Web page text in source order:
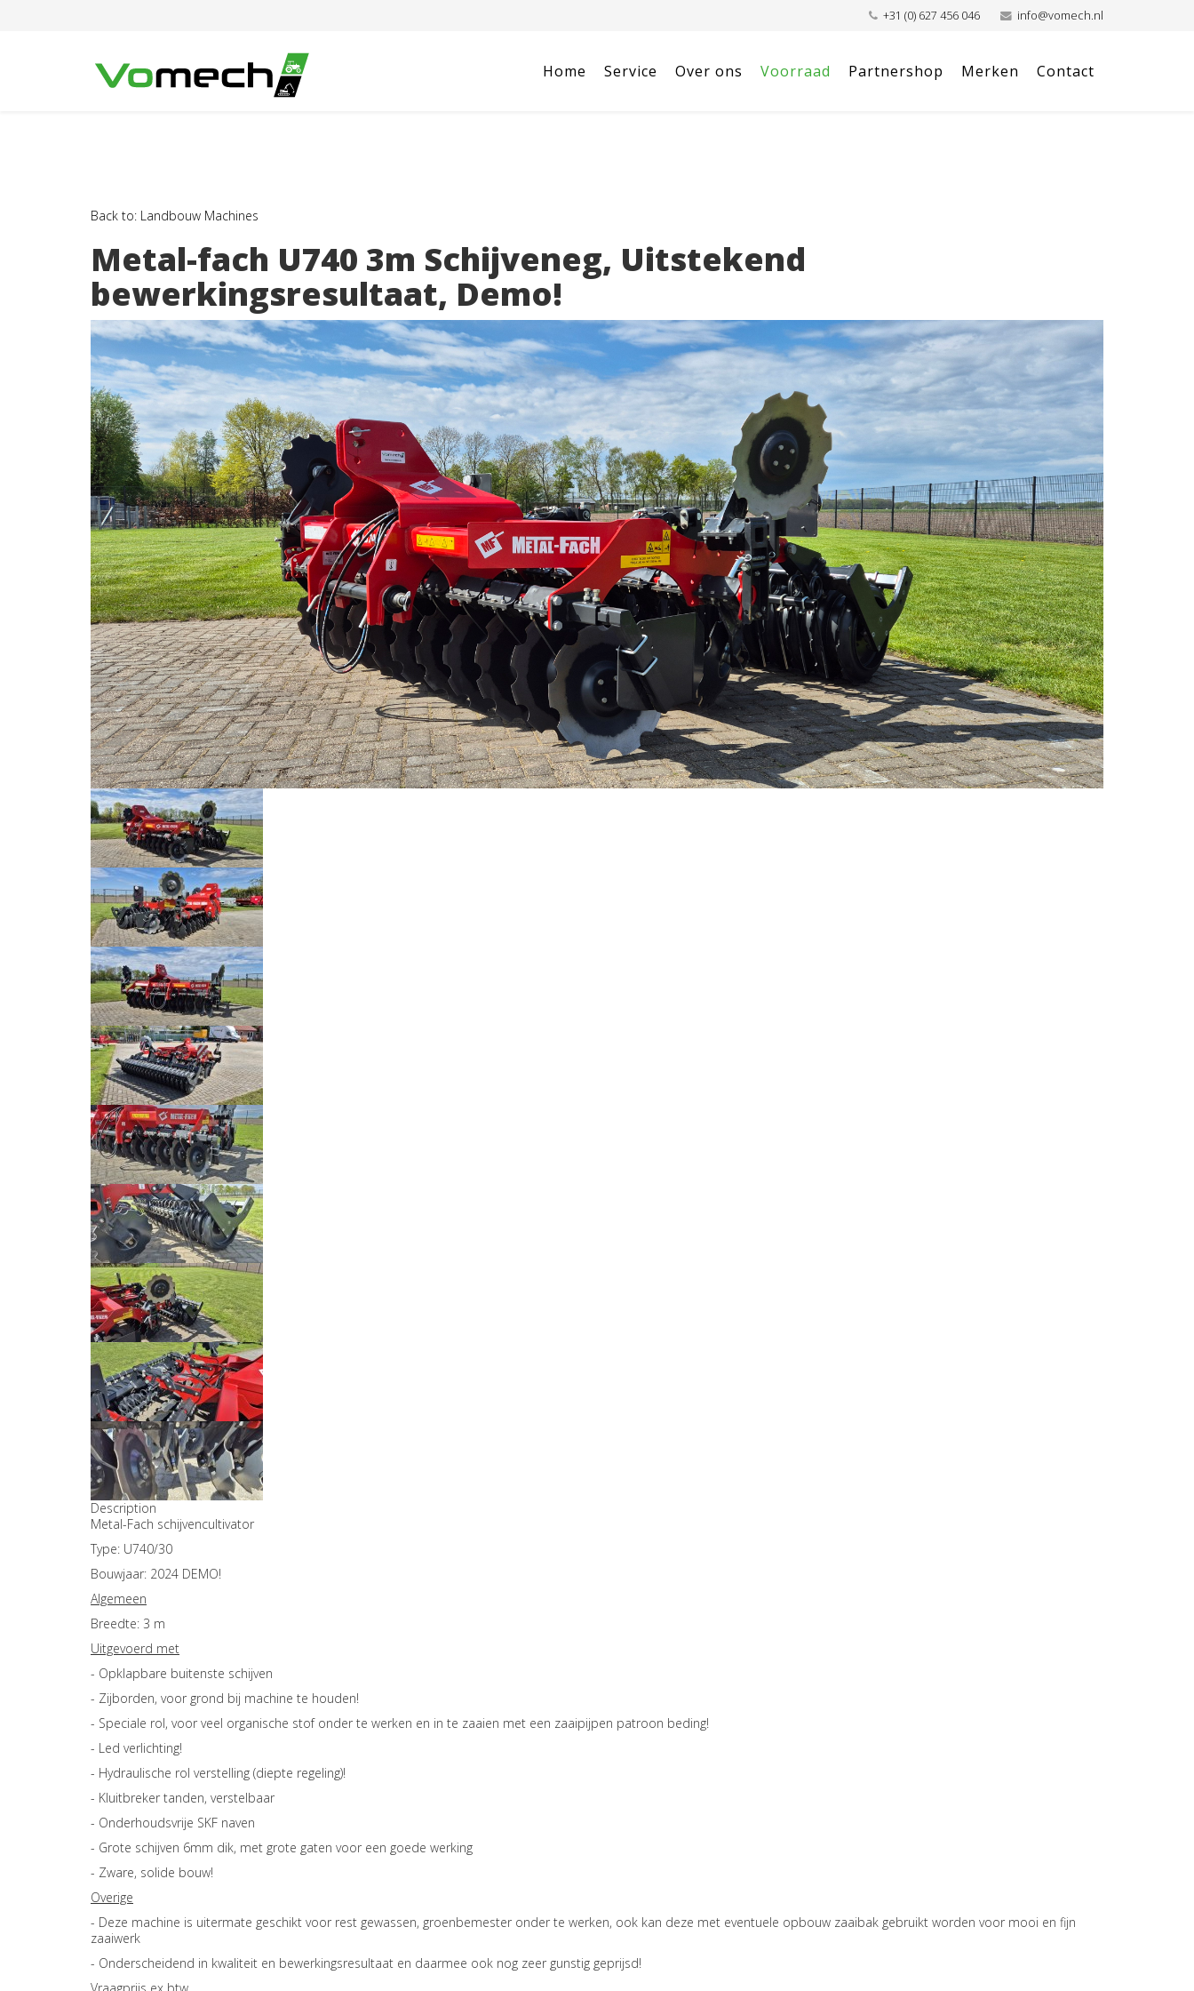
+31 (0) 627 456 046 info@vomech.nl
Home Service Over ons Voorraad Partnershop Merken Contact
Back to: Landbouw Machines
Metal-fach U740 3m Schijveneg, Uitstekend
bewerkingsresultaat, Demo!
Description
Metal-Fach schijvencultivator
Type: U740/30
Bouwjaar: 2024 DEMO!
Algemeen
Breedte: 3 m
Uitgevoerd met
- Opklapbare buitenste schijven
- Zijborden, voor grond bij machine te houden!
- Speciale rol, voor veel organische stof onder te werken en in te zaaien met een zaaipijpen patroon beding!
- Led verlichting!
- Hydraulische rol verstelling (diepte regeling)!
- Kluitbreker tanden, verstelbaar
- Onderhoudsvrije SKF naven
- Grote schijven 6mm dik, met grote gaten voor een goede werking
- Zware, solide bouw!
Overige
- Deze machine is uitermate geschikt voor rest gewassen, groenbemester onder te werken, ook kan deze met eventuele opbouw zaaibak gebruikt worden voor mooi en fijn
zaaiwerk
- Onderscheidend in kwaliteit en bewerkingsresultaat en daarmee ook nog zeer gunstig geprijsd!
Vraagprijs ex btw